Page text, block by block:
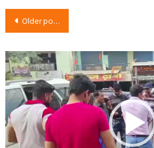
Posts
Older posts
Video
Player